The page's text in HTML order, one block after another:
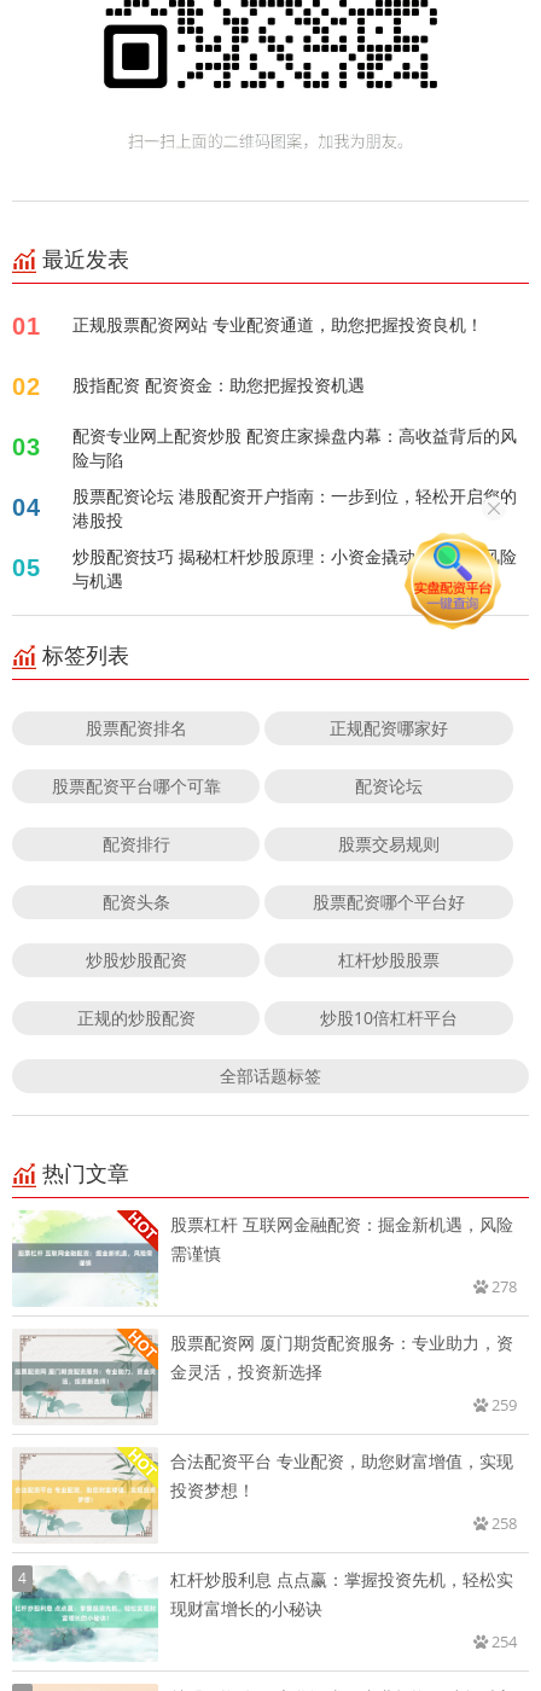
最近发表
01 正规股票配资网站 专业配资通道，助您把握投资良机！
02 股指配资 配资资金：助您把握投资机遇
03
配资专业网上配资炒股 配资庄家操盘内幕：高收益背后的风
险与陷
04
股票配资论坛 港股配资开户指南：一步到位，轻松开启您的
港股投
05
炒股配资技巧 揭秘杠杆炒股原理：小资金撬动大收益，风险
与机遇
标签列表
股票配资排名 正规配资哪家好
股票配资平台哪个可靠 配资论坛
配资排行 股票交易规则
配资头条 股票配资哪个平台好
炒股炒股配资 杠杆炒股股票
正规的炒股配资 炒股10倍杠杆平台
全部话题标签
热门文章
股票杠杆 互联网金融配资：掘金新机遇，风险
需谨慎
278
股票配资网 厦门期货配资服务：专业助力，资
金灵活，投资新选择
259
合法配资平台 专业配资，助您财富增值，实现
投资梦想！
258
4
杠杆炒股利息 点点赢：掌握投资先机，轻松实
现财富增长的小秘诀
254